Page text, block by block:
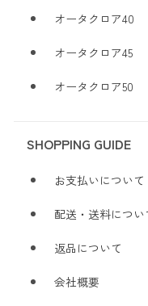
オータクロア40
オータクロア45
オータクロア50
SHOPPING GUIDE
お支払いについて
配送・送料につい
返品について
会社概要